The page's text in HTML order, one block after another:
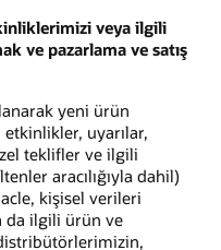
veya ilgili
ve pazarlama ve satış
yeni ürün
uyarılar,
teklifler ve ilgili
aracılığıyla dahil)
kişisel verileri
da ilgili ürün ve